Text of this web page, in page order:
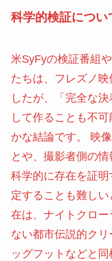
科学的検証につい
米SyFyの検証番組
たちは、フレズノ
したが、「完全な
して作ることも不
かな結論です。 映
とや、撮影者側の情
科学的に存在を証
定することも難し
在は、ナイトクロ
ない都市伝説的ク
ッグフットなどと